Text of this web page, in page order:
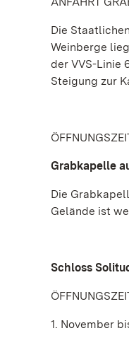
Die
Weinberge
der VVS-Linie
Steigung zur
Grabkapelle
Die
Gelände ist
Schloss
1. November